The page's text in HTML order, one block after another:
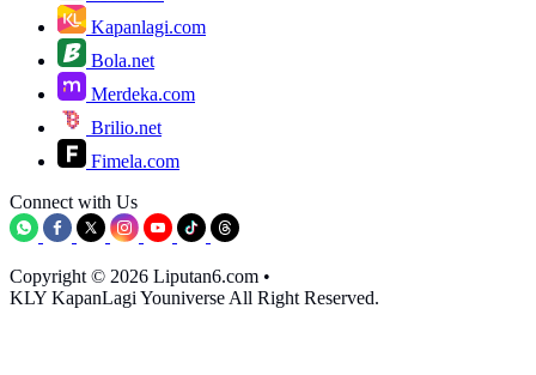
Kapanlagi.com
Bola.net
Merdeka.com
Brilio.net
Fimela.com
Connect with Us
Copyright © 2026 Liputan6.com •
KLY KapanLagi Youniverse All Right Reserved.